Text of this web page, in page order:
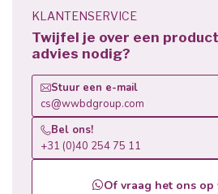
KLANTENSERVICE
Twijfel je over een
advies nodig?
Stuur een e-mail
cs@wwbdgroup.com
Bel ons!
+31 (0)40 254 75 11
Of vraag het ons op